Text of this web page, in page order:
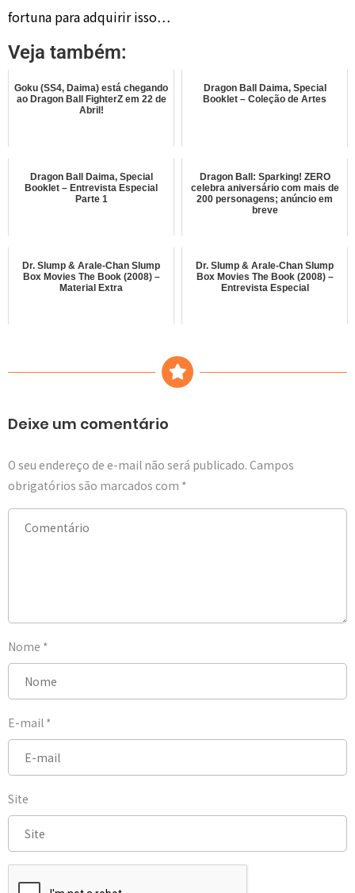
fortuna para adquirir isso…
Veja também:
Goku (SS4, Daima) está chegando
ao Dragon Ball FighterZ em 22 de
Abril!
Dragon Ball Daima, Special
Booklet – Coleção de Artes
Dragon Ball Daima, Special
Booklet – Entrevista Especial
Parte 1
Dragon Ball: Sparking! ZERO
celebra aniversário com mais de
200 personagens; anúncio em
breve
Dr. Slump & Arale-Chan Slump
Box Movies The Book (2008) –
Material Extra
Dr. Slump & Arale-Chan Slump
Box Movies The Book (2008) –
Entrevista Especial
Deixe um comentário
O seu endereço de e-mail não será publicado. Campos
obrigatórios são marcados com *
Nome *
E-mail *
Site